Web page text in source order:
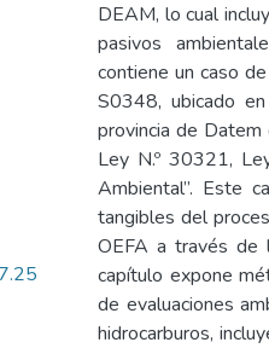
DEAM, lo cual
pasivos
contiene un caso
S0348, ubicado
provincia de
Ley N.º 30321,
Ambiental”. Este
tangibles del
OEFA a través de
capítulo expone
de evaluaciones
hidrocarburos,